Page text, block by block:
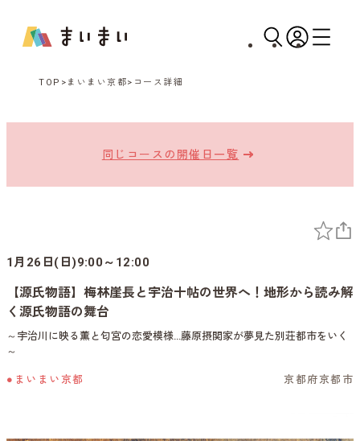
TOP まいまい京都 コース詳細
同じコースの開催日一覧
1月26日(日)9:00～12:00
【源氏物語】梅林崖長と宇治十帖の世界へ！地形から読み解
く源氏物語の舞台
～宇治川に映る薫と匂宮の恋愛模様…藤原摂関家が夢見た別荘都市をいく
～
●まいまい京都 京都府京都市